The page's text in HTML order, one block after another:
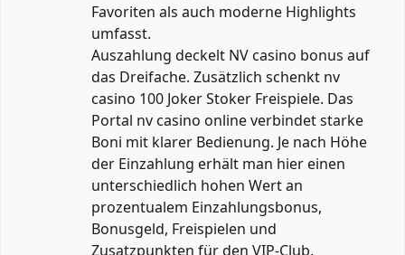
Favoriten als auch moderne Highlights
umfasst.
Auszahlung deckelt NV casino bonus auf
das Dreifache. Zusätzlich schenkt nv
casino 100 Joker Stoker Freispiele. Das
Portal nv casino online verbindet starke
Boni mit klarer Bedienung. Je nach Höhe
der Einzahlung erhält man hier einen
unterschiedlich hohen Wert an
prozentualem Einzahlungsbonus,
Bonusgeld, Freispielen und
Zusatzpunkten für den VIP-Club.